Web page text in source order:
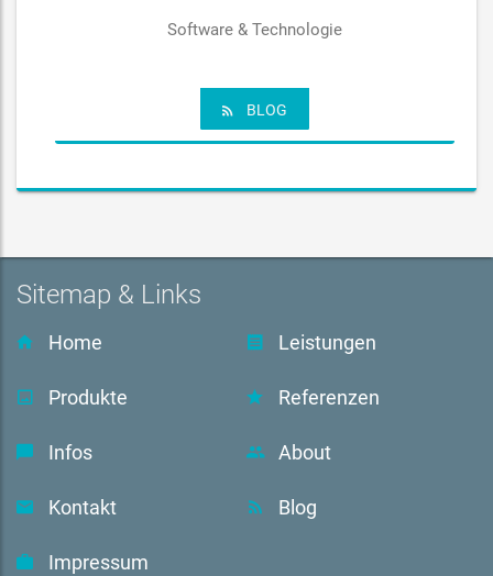
Software & Technologie
BLOG
Sitemap & Links
Home Leistungen
Produkte Referenzen
Infos About
Kontakt Blog
Impressum